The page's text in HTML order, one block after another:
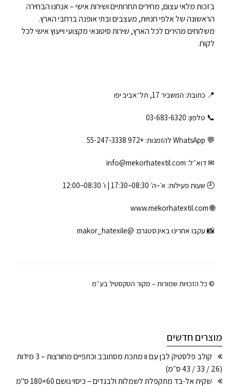
בזכות מלאי עצום, מחירים תחרותיים ושירות אישי – אנחנו הבחירה
הראשונה של אלפי חנויות, מעצבים ובתי אופנה ברחבי הארץ.
משלוחים מהירים לכל הארץ, שירות סיטונאי מקצועי וייעוץ אישי לכל
לקוח.
📍 כתובת: המשביר 17, תל־אביב יפו
📞 טלפון: ‎03-683-6320
💬 WhatsApp להזמנות: +972 55-247-3338
✉ דוא״ל: info@mekorhatextil.com
🕘 שעות פעילות: א׳–ה׳ 08:30–17:30 | ו׳ 08:30–12:00
🌐
www.mekorhatextil.com
📸 עקבו אחרינו באינסטגרם: @makor_hatexile
© כל הזכויות שמורות – מקור הטקסטיל בע״מ
מוצרים חדשים
קולב פלסטיק לבן עם וו מתכת מסתובב וכתפיים מחורצות – 3 מידות
(26 / 33 / 43 ס״מ)
שקית אל-בד מתקפלת לשמלות ולבגדים – כיסוי נושם 60×180 ס"מ